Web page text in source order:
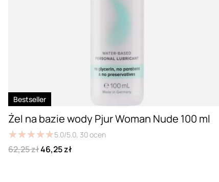
Bestseller
Żel na bazie wody Pjur Woman Nude 100 ml
★★★★★
★★★★★5.0/5.0, 30ocen
62,25 zł46,25 zł